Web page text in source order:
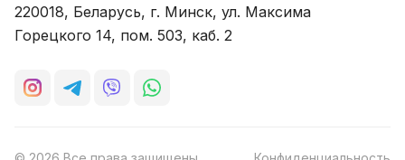
220018, Беларусь, г. Минск, ул. Максима
Горецкого 14, пом. 503, каб. 2